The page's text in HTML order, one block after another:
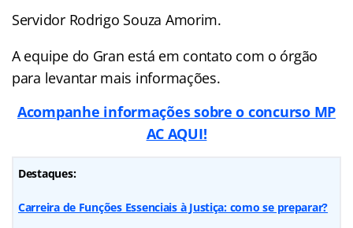
Servidor Rodrigo Souza Amorim.
A equipe do Gran está em contato com o órgão
para levantar mais informações.
Acompanhe informações sobre o concurso MP
AC AQUI!
Destaques:
Carreira de Funções Essenciais à Justiça: como se preparar?